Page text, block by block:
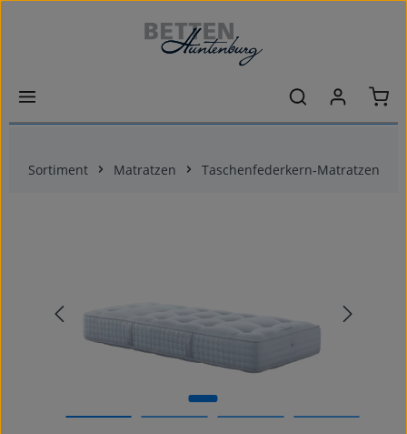
Zum Hauptinhalt springen
Sortiment Matratzen Taschenfederkern-Matratzen